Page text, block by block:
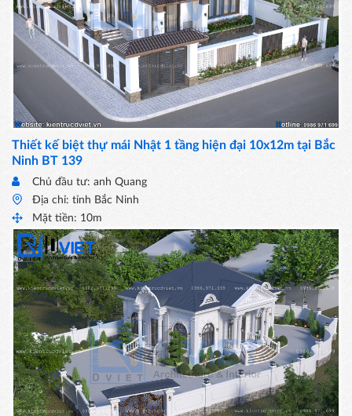
Thiết kế biệt thự mái Nhật 1 tầng hiện đại 10x12m tại Bắc
Ninh BT 139
Chủ đầu tư: anh Quang
Địa chỉ: tỉnh Bắc Ninh
Mặt tiền: 10m